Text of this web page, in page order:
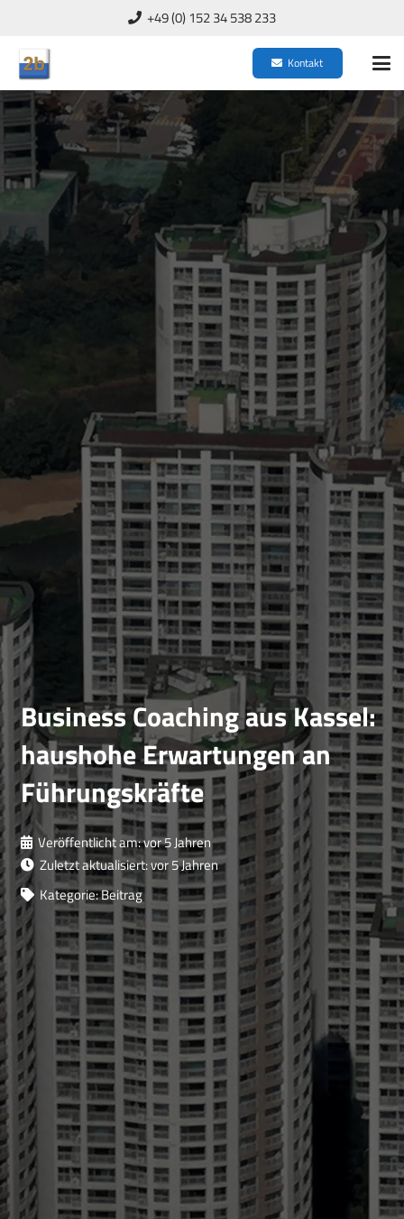
+49 (0) 152 34 538 233
Kontakt
Business Coaching aus Kassel:
haushohe Erwartungen an
Führungskräfte
Veröffentlicht am:vor 5 Jahren
Zuletzt aktualisiert:vor 5 Jahren
Kategorie:Beitrag